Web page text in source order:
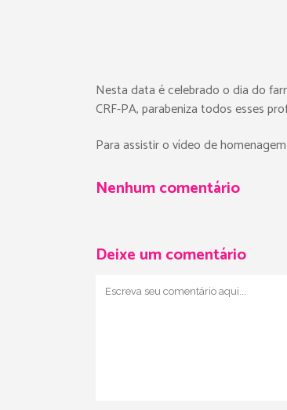
Nesta data é celebrado o dia do
CRF-PA, parabeniza todos esses
Para assistir o vídeo de
Nenhum comentário
Deixe um comentário